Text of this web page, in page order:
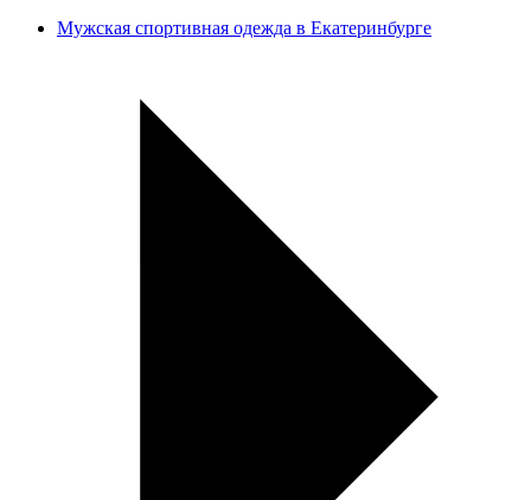
Мужская спортивная одежда в Екатеринбурге